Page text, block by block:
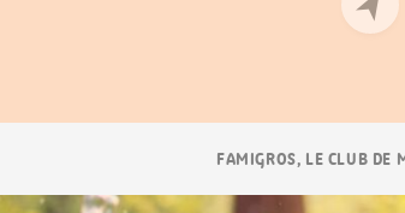
FAMIGROS, LE CLUB DE